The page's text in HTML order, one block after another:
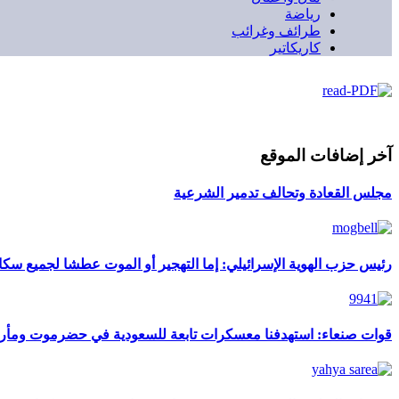
رياضة
طرائف وغرائب
كاريكاتير
آخر إضافات الموقع
مجلس القعادة وتحالف تدمير الشرعية
رئيس حزب الهوية الإسرائيلي: إما التهجير أو الموت عطشا لجميع
قوات صنعاء: استهدفنا معسكرات تابعة للسعودية في حضرموت